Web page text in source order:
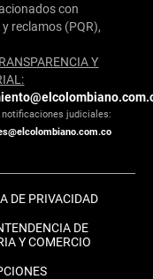
con
reclamos (PQR),
Y
notificaciones judiciales:
DE PRIVACIDAD
DE
Y COMERCIO